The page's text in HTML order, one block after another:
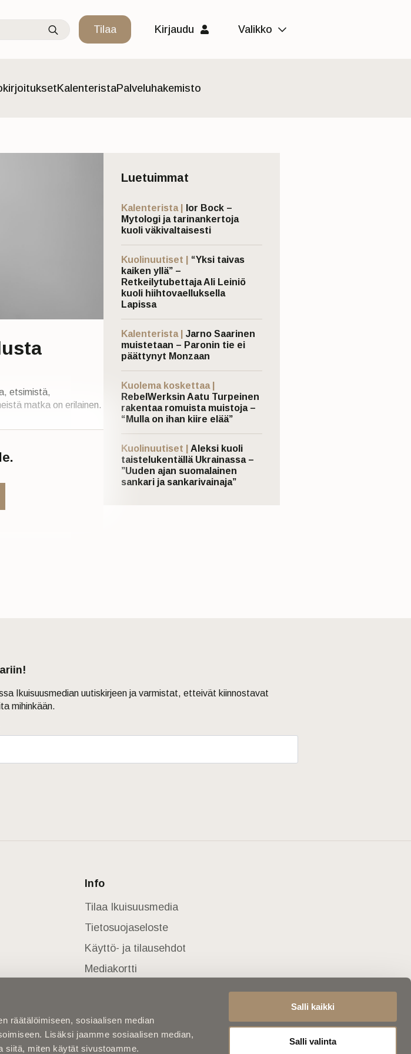
räätälöimiseen, sosiaalisen median
Lisäksi jaamme sosiaalisen median,
siitä, miten käytät sivustoamme.
Salli kaikki
Salli valinta
Search
for:
Tilaa Kirjaudu Valikko
KalenteristaPalveluhakemisto
etsimistä,
matka on erilainen.
Luetuimmat
Kalenterista |
Ior Bock –
Mytologi ja tarinankertoja
kuoli väkivaltaisesti
Kuolinuutiset |
“Yksi taivas
kaiken yllä” –
Retkeilytubettaja Ali Leiniö
kuoli hiihtovaelluksella
Lapissa
Kalenterista |
Jarno Saarinen
muistetaan – Paronin tie ei
päättynyt Monzaan
Kuolema koskettaa |
RebelWerksin Aatu Turpeinen
rakentaa romuista muistoja –
“Mulla on ihan kiire elää”
Kuolinuutiset |
Aleksi kuoli
taistelukentällä Ukrainassa –
”Uuden ajan suomalainen
sankari ja sankarivainaja”
Ikuisuusmedian uutiskirjeen ja varmistat, etteivät kiinnostavat
mihinkään.
Info
Tilaa Ikuisuusmedia
Tietosuojaseloste
Käyttö- ja tilausehdot
Mediakortti